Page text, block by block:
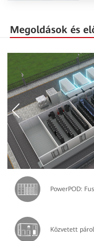
Megoldások és
PowerPOD:
Közvetett